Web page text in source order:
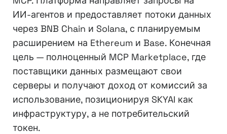
ИИ-агентов и предоставляет потоки данных
через BNB Chain и Solana, с планируемым
расширением на Ethereum и Base. Конечная
цель — полноценный MCP Marketplace, где
поставщики данных размещают свои
серверы и получают доход от комиссий за
использование, позиционируя SKYAI как
инфраструктуру, а не потребительский
токен.